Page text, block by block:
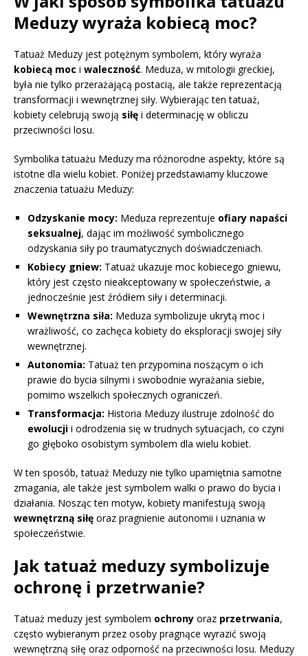
Meduzy wyraża kobiecą moc?
Tatuaż Meduzy jest potężnym symbolem, który wyraża
kobiecą moc i waleczność. Meduza, w mitologii greckiej,
była nie tylko przerażającą postacią, ale także reprezentacją
transformacji i wewnętrznej siły. Wybierając ten tatuaż,
kobiety celebrują swoją siłę i determinację w obliczu
przeciwności losu.
Symbolika tatuażu Meduzy ma różnorodne aspekty, które są
istotne dla wielu kobiet. Poniżej przedstawiamy kluczowe
znaczenia tatuażu Meduzy:
Odzyskanie mocy: Meduza reprezentuje ofiary napaści
seksualnej, dając im możliwość symbolicznego
odzyskania siły po traumatycznych doświadczeniach.
Kobiecy gniew: Tatuaż ukazuje moc kobiecego gniewu,
który jest często nieakceptowany w społeczeństwie, a
jednocześnie jest źródłem siły i determinacji.
Wewnętrzna siła: Meduza symbolizuje ukrytą moc i
wrażliwość, co zachęca kobiety do eksploracji swojej siły
wewnętrznej.
Autonomia: Tatuaż ten przypomina noszącym o ich
prawie do bycia silnymi i swobodnie wyrażania siebie,
pomimo wszelkich społecznych ograniczeń.
Transformacja: Historia Meduzy ilustruje zdolność do
ewolucji i odrodzenia się w trudnych sytuacjach, co czyni
go głęboko osobistym symbolem dla wielu kobiet.
W ten sposób, tatuaż Meduzy nie tylko upamiętnia samotne
zmagania, ale także jest symbolem walki o prawo do bycia i
działania. Nosząc ten motyw, kobiety manifestują swoją
wewnętrzną siłę oraz pragnienie autonomii i uznania w
społeczeństwie.
Jak tatuaż meduzy symbolizuje
ochronę i przetrwanie?
Tatuaż meduzy jest symbolem ochrony oraz przetrwania,
często wybieranym przez osoby pragnące wyrazić swoją
wewnętrzną siłę oraz odporność na przeciwności losu. Meduzy